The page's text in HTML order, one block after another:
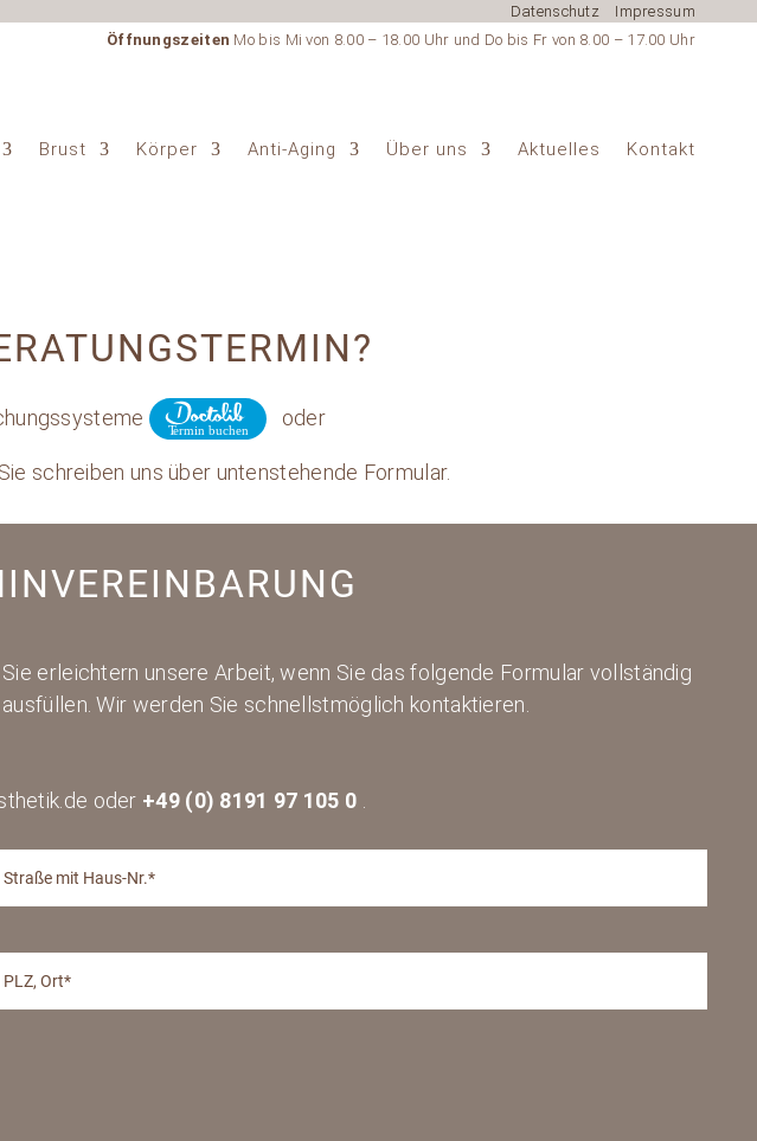
Datenschutz
Impressum
Öffnungszeiten Mo bis Mi von 8.00 – 18.00 Uhr und Do bis Fr von 8.00 – 17.00 Uhr
Brust Körper Anti-Aging Über uns Aktuelles Kontakt
oder
schreiben uns über untenstehende Formular.
Sie erleichtern unsere Arbeit, wenn Sie das folgende Formular vollständig
ausfüllen. Wir werden Sie schnellstmöglich kontaktieren.
oder +49 (0) 8191 97 105 0